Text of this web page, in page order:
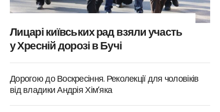
Лицарі київських рад взяли участь
у Хресній дорозі в Бучі
Дорогою до Воскресіння. Реколекції для чоловіків
від владики Андрія Хім’яка